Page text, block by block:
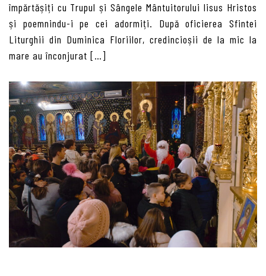
împărtășiți cu Trupul și Sângele Mântuitorului Iisus Hristos
și poemnindu-i pe cei adormiți. După oficierea Sfintei
Liturghii din Duminica Floriilor, credincioșii de la mic la
mare au înconjurat […]